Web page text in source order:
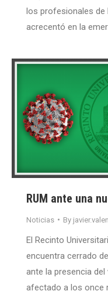
los profesionales de
acrecentó en la
RUM ante una
Noticias By
El Recinto
encuentra cerrado
ante la presencia del
afectado a los once